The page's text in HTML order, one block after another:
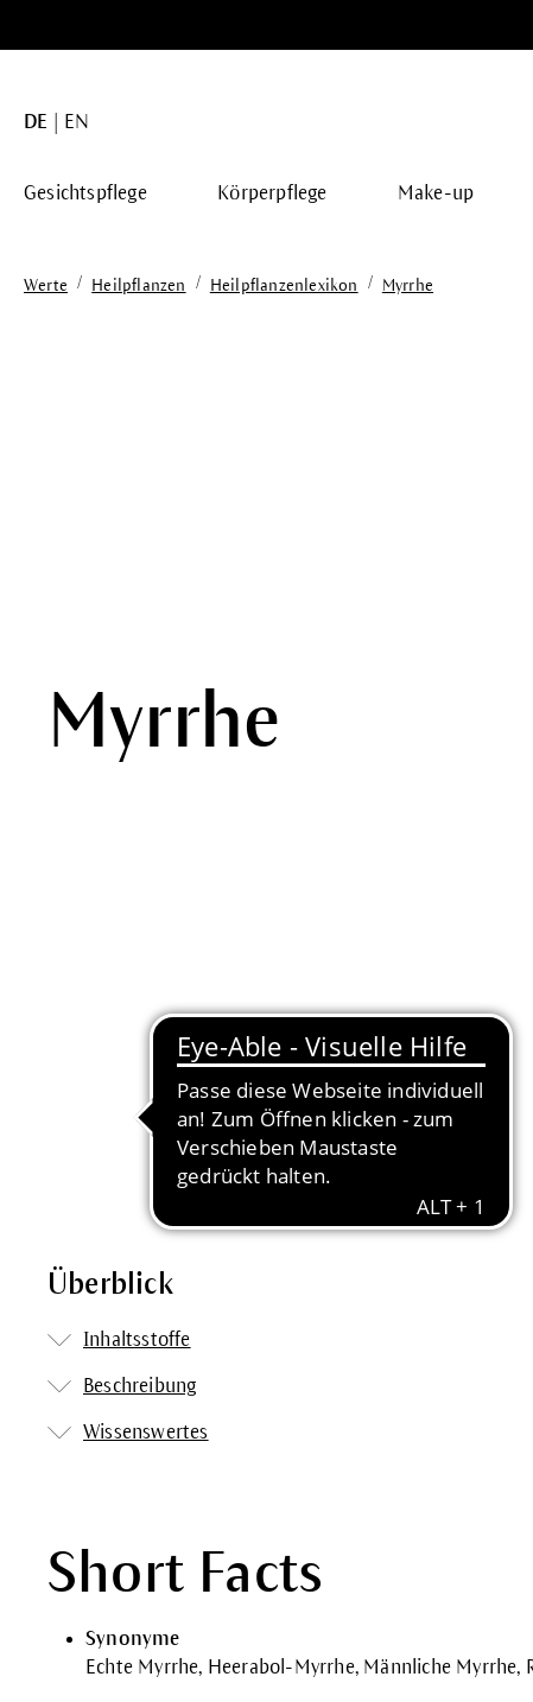
DE EN
Gesichtspflege Körperpflege Make-up
Werte / Heilpflanzen / Heilpflanzenlexikon / Myrrhe
Myrrhe
Überblick
Inhaltsstoffe
Beschreibung
Wissenswertes
Short Facts
Synonyme
Echte Myrrhe, Heerabol-Myrrhe, Männliche Myrrhe,